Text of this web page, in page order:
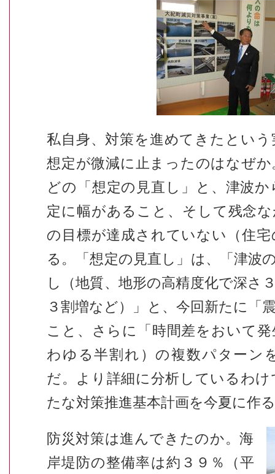
私自身、対策を進めてきたとい
想定が微減に止まったのはなぜ
どの「想定の見直し」と、津波
定に幅があること、そして残念
の目標が達成されていない（住
る。「想定の見直し」は、「津波
し（地質、地形の高精度化で深さ
３割増など）」と、今回新たに「
こと、さらに「時間差をおいて
わゆる半割れ）の複数パターン
だ。より詳細に分析しているわ
たな対策推進基本計画を今夏に作
防災対策は進んできたのか。海
岸堤防の整備率は約３９％（平